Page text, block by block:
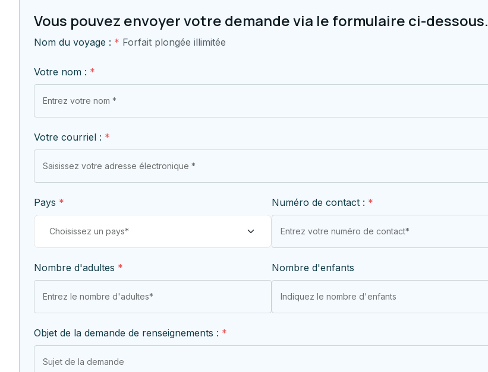
Vous pouvez envoyer votre demande via le formulaire ci-dessous.
Nom du voyage : * Forfait plongée illimitée
Votre nom : *
Votre courriel : *
Pays * Numéro de contact : *
Nombre d'adultes * Nombre d'enfants
Objet de la demande de renseignements : *